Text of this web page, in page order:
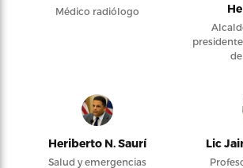
Médico radiólogo
Heriberto N. Saurí
Salud y emergencias
Lic